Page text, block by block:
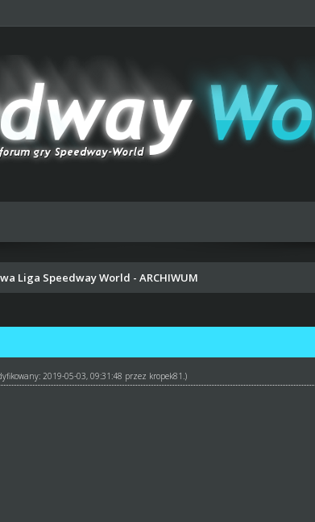
Liga Speedway World - ARCHIWUM
2019-05-03, 09:31:48 przez kropek81 .)